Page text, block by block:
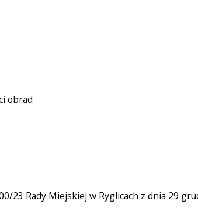
obrad
23 Rady Miejskiej w Ryglicach z dnia 29